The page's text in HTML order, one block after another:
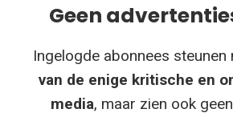
Geen
Ingelogde abonnees steunen
van de enige kritische en
media, maar zien ook